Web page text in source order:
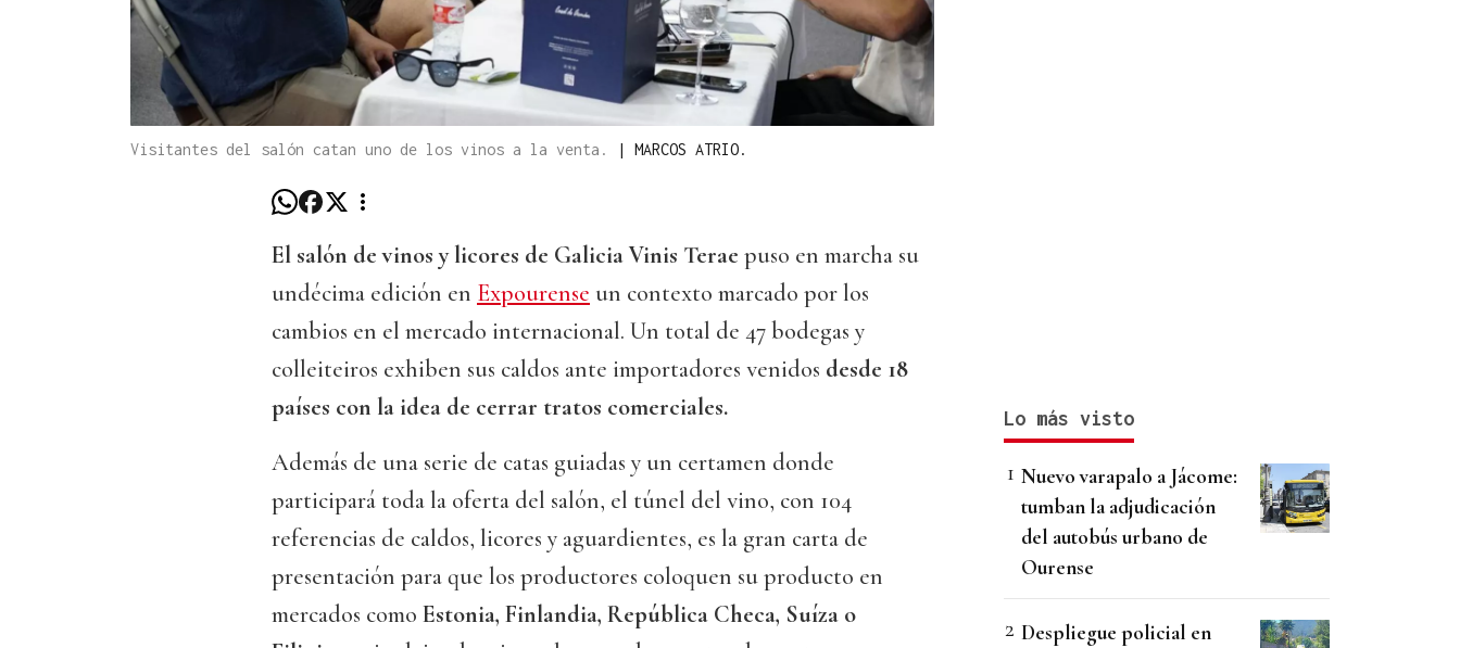
Visitantes del salón catan uno de los vinos a la venta. | MARCOS ATRIO.
El salón de vinos y licores de Galicia Vinis Terae puso en marcha su
undécima edición en Expourense un contexto marcado por los
cambios en el mercado internacional. Un total de 47 bodegas y
colleiteiros exhiben sus caldos ante importadores venidos desde 18
países con la idea de cerrar tratos comerciales.
Además de una serie de catas guiadas y un certamen donde
participará toda la oferta del salón, el túnel del vino, con 104
referencias de caldos, licores y aguardientes, es la gran carta de
presentación para que los productores coloquen su producto en
mercados como Estonia, Finlandia, República Checa, Suíza o
Lo más visto
Nuevo varapalo a Jácome:
tumban la adjudicación
del autobús urbano de
Ourense
Despliegue policial en